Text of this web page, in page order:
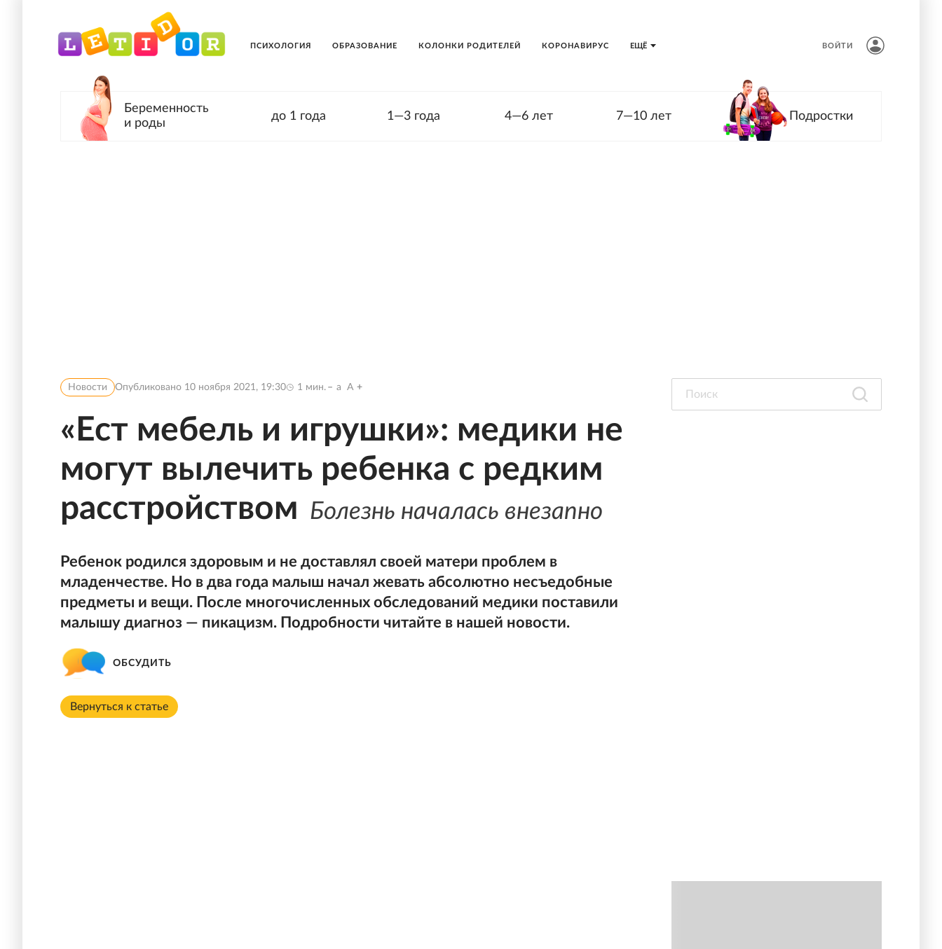
ЕЩЁ
ПСИХОЛОГИЯ ОБРАЗОВАНИЕ КОЛОНКИ РОДИТЕЛЕЙ КОРОНАВИРУС ВОЙТИ
Беременность
и роды
до 1 года 1—3 года 4—6 лет 7—10 лет Подростки
Новости Опубликовано 10 ноября 2021, 19:30 1 мин. a A
«Ест мебель и игрушки»: медики не
могут вылечить ребенка с редким
расстройством Болезнь началась внезапно
Ребенок родился здоровым и не доставлял своей матери проблем в
младенчестве. Но в два года малыш начал жевать абсолютно несъедобные
предметы и вещи. После многочисленных обследований медики поставили
малышу диагноз — пикацизм. Подробности читайте в нашей новости.
ОБСУДИТЬ
Вернуться к статье